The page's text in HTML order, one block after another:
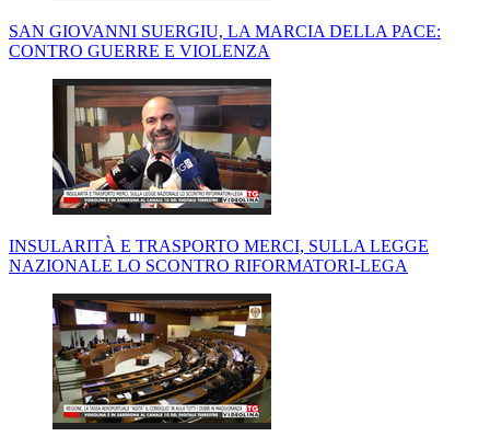
SAN GIOVANNI SUERGIU, LA MARCIA DELLA PACE:
CONTRO GUERRE E VIOLENZA
INSULARITÀ E TRASPORTO MERCI, SULLA LEGGE
NAZIONALE LO SCONTRO RIFORMATORI-LEGA